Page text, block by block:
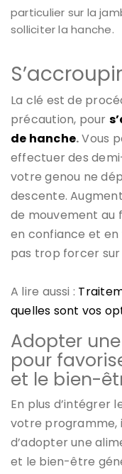
particulier sur la
solliciter la hanche.
La clé est de
précaution, pour
de hanche.Vous
effectuer des
votre genou ne
descente.
de mouvement au
en confiance et en
pas trop forcer
A lire aussi :
quelles sont vos
Adopter
pour
et le bien-
En plus d’intégrer
votre programme,
d’adopter une
et le bien-être